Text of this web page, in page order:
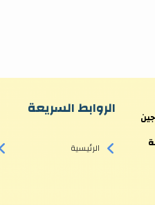
الروابط السريعة
الرئيسية